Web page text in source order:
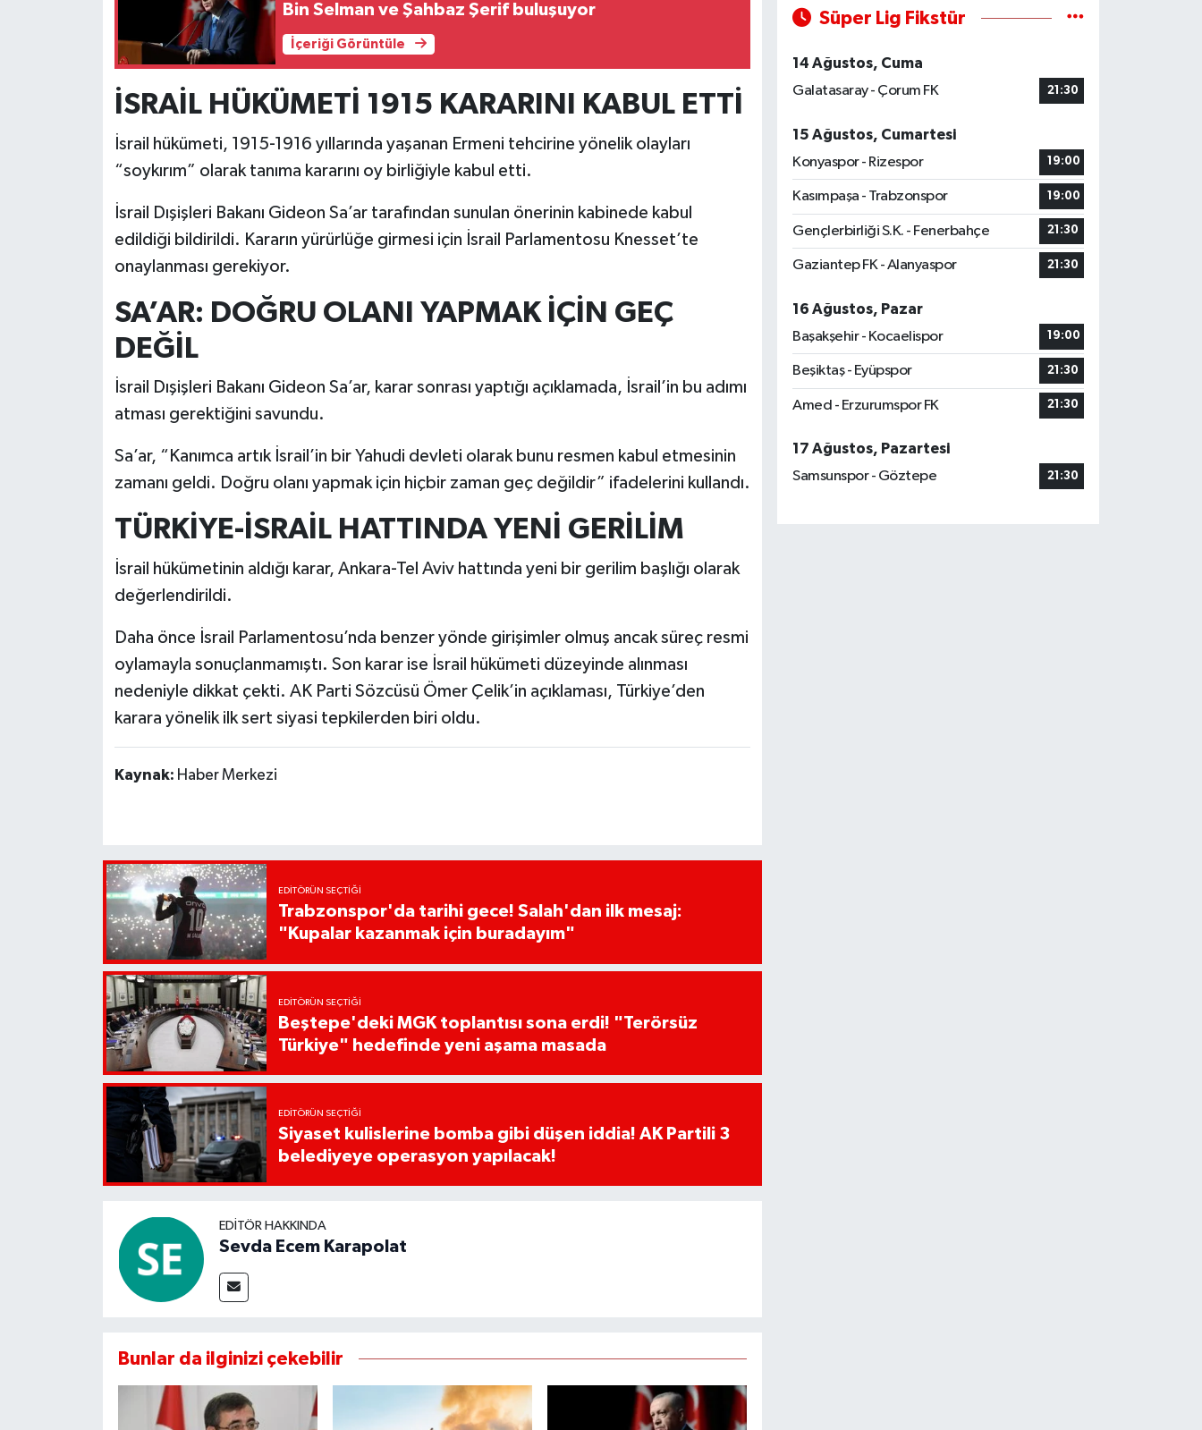
Bin Selman ve Şahbaz Şerif buluşuyor
İçeriği Görüntüle
İSRAİL HÜKÜMETİ 1915 KARARINI KABUL ETTİ
İsrail hükümeti, 1915-1916 yıllarında yaşanan Ermeni tehcirine yönelik olayları
“soykırım” olarak tanıma kararını oy birliğiyle kabul etti.
İsrail Dışişleri Bakanı Gideon Sa’ar tarafından sunulan önerinin kabinede kabul
edildiği bildirildi. Kararın yürürlüğe girmesi için İsrail Parlamentosu Knesset’te
onaylanması gerekiyor.
SA’AR: DOĞRU OLANI YAPMAK İÇİN GEÇ
DEĞİL
İsrail Dışişleri Bakanı Gideon Sa’ar, karar sonrası yaptığı açıklamada, İsrail’in bu adımı
atması gerektiğini savundu.
Sa’ar, “Kanımca artık İsrail’in bir Yahudi devleti olarak bunu resmen kabul etmesinin
zamanı geldi. Doğru olanı yapmak için hiçbir zaman geç değildir” ifadelerini kullandı.
TÜRKİYE-İSRAİL HATTINDA YENİ GERİLİM
İsrail hükümetinin aldığı karar, Ankara-Tel Aviv hattında yeni bir gerilim başlığı olarak
değerlendirildi.
Daha önce İsrail Parlamentosu’nda benzer yönde girişimler olmuş ancak süreç resmi
oylamayla sonuçlanmamıştı. Son karar ise İsrail hükümeti düzeyinde alınması
nedeniyle dikkat çekti. AK Parti Sözcüsü Ömer Çelik’in açıklaması, Türkiye’den
karara yönelik ilk sert siyasi tepkilerden biri oldu.
Kaynak: Haber Merkezi
EDITÖRÜN SEÇTIĞI
Trabzonspor'da tarihi gece! Salah'dan ilk mesaj:
"Kupalar kazanmak için buradayım"
EDITÖRÜN SEÇTIĞI
Beştepe'deki MGK toplantısı sona erdi! "Terörsüz
Türkiye" hedefinde yeni aşama masada
EDITÖRÜN SEÇTIĞI
Siyaset kulislerine bomba gibi düşen iddia! AK Partili 3
belediyeye operasyon yapılacak!
EDITÖR HAKKINDA
Sevda Ecem Karapolat
Bunlar da ilginizi çekebilir
Süper Lig Fikstür
14 Ağustos, Cuma
Galatasaray - Çorum FK
21:30
15 Ağustos, Cumartesi
Konyaspor - Rizespor
19:00
Kasımpaşa - Trabzonspor 19:00
Gençlerbirliği S.K. - Fenerbahçe 21:30
Gaziantep FK - Alanyaspor 21:30
16 Ağustos, Pazar
Başakşehir - Kocaelispor
19:00
Beşiktaş - Eyüpspor 21:30
Amed - Erzurumspor FK 21:30
17 Ağustos, Pazartesi
Samsunspor - Göztepe
21:30